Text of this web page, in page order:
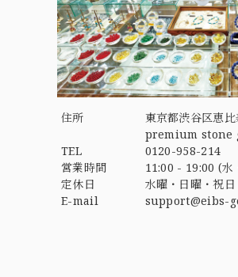
住所
東京都渋谷区恵
premium stone
TEL
0120-958-214
営業時間
11:00 - 19:00 (水
定休日
水曜・日曜・祝日
E-mail
support@eibs-